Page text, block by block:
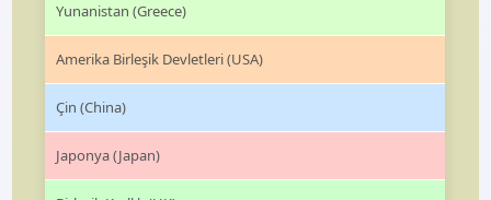
Yunanistan (Greece)
Amerika Birleşik Devletleri (USA)
Çin (China)
Japonya (Japan)